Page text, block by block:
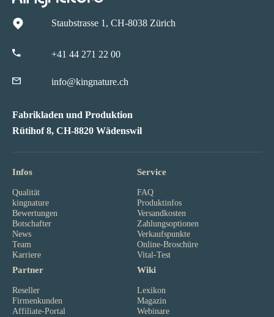
Staubstrasse 1, CH-8038 Zürich
+41 44 271 22 00
info@kingnature.ch
Fabrikladen und Produktion
Rütihof 8, CH-8820 Wädenswil
Infos
Qualität
kingnature
Bewertungen
Botschafter
News
Team
Karriere
Service
FAQ
Produktinfos
Versandkosten
Zahlungsoptionen
Verkaufspunkte
Online-Broschüre
Vital-Test
Partner
Reseller
Firmenkunden
Affiliate-Portal
Wiki
Lexikon
Magazin
Webinare